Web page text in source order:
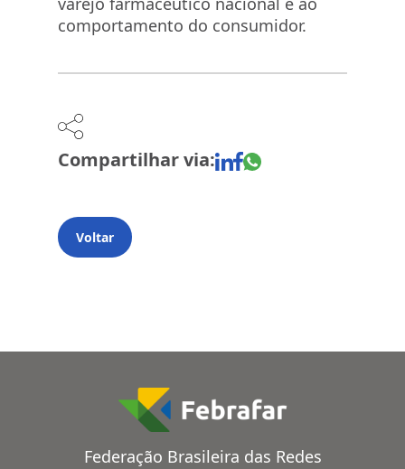
comportamento do consumidor.
Compartilhar via:
Voltar
Federação Brasileira das Redes